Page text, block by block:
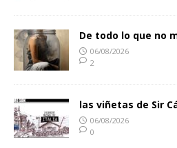
De todo lo que no
06/08/2026
2
las viñetas de Sir
06/08/2026
0